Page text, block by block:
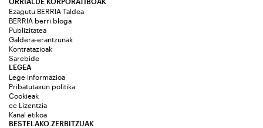
Ezagutu BERRIA Taldea
BERRIA berri bloga
Publizitatea
Galdera-erantzunak
Kontratazioak
Sarebide
LEGEA
Lege informazioa
Pribatutasun politika
Cookieak
cc Lizentzia
Kanal etikoa
BESTELAKO ZERBITZUAK